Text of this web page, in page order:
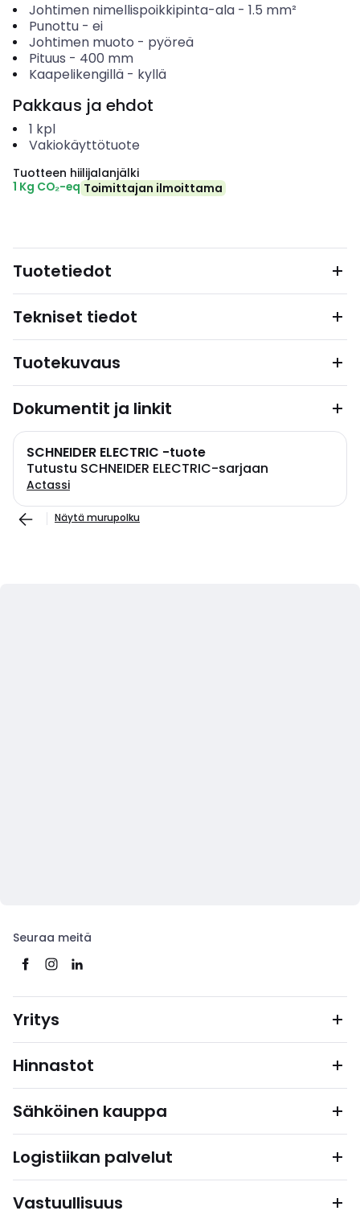
Johtimen nimellispoikkipinta-ala- 1.5 mm²
Punottu- ei
Johtimen muoto - pyöreä
Pituus - 400 mm
Kaapelikengillä- kyllä
Pakkaus ja ehdot
1 kpl
Vakiokäyttötuote
Tuotteen hiilijalanjälki
1 Kg CO₂-eq Toimittajan ilmoittama
Tuotetiedot
Tekniset tiedot
Tuotekuvaus
Dokumentit ja linkit
SCHNEIDER ELECTRIC -tuote
Tutustu SCHNEIDER ELECTRIC-sarjaan
Actassi
Näytä murupolku
Seuraa meitä
Yritys
Hinnastot
Sähköinen kauppa
Logistiikan palvelut
Vastuullisuus